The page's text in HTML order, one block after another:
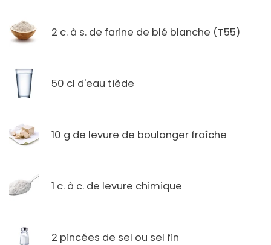
2 c. à s. de farine de blé blanche (T55)
50 cl d'eau tiède
10 g de levure de boulanger fraîche
1 c. à c. de levure chimique
2 pincées de sel ou sel fin